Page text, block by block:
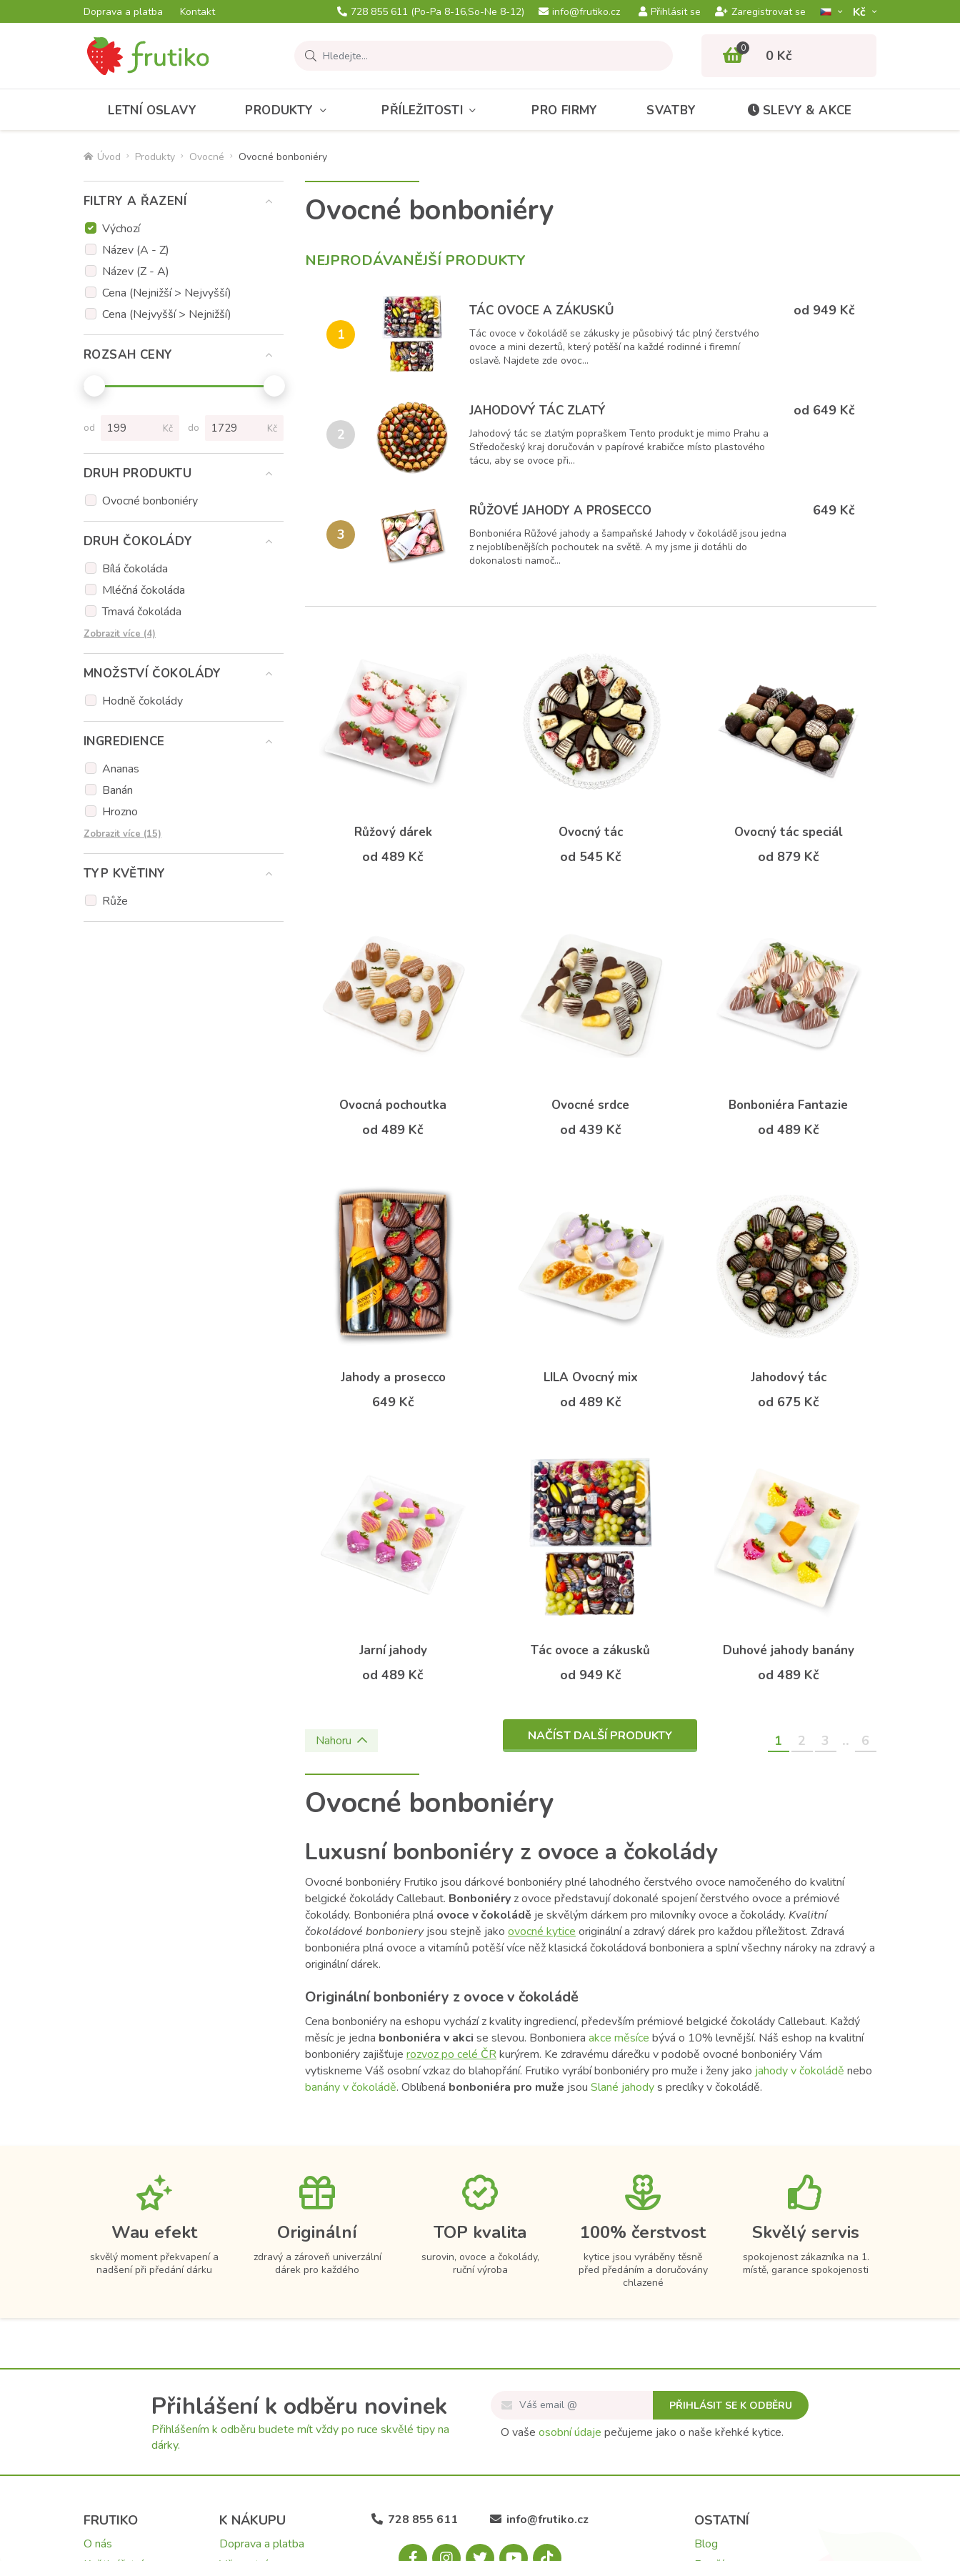
Doprava a platba Kontakt 728 855 611 (Po-Pa 8-16,So-Ne 8-12) info@frutiko.cz Přihlásit se Zaregistrovat se Kč­
0 0 Kč
LETNÍ OSLAVY PRODUKTY PŘÍLEŽITOSTI PRO FIRMY SVATBY SLEVY & AKCE
Úvod Produkty Ovocné Ovocné bonboniéry
FILTRY A ŘAZENÍ
Výchozí
Název (A - Z)
Název (Z - A)
Cena (Nejnižší > Nejvyšší)
Cena (Nejvyšší > Nejnižší)
ROZSAH CENY
od Kč do Kč
DRUH PRODUKTU
Ovocné bonboniéry
DRUH ČOKOLÁDY
Bílá čokoláda
Mléčná čokoláda
Tmavá čokoláda
Čokoláda jahodová
Čokoláda citronová
Čokoláda karamelová
Čokoláda pomerančová
Zobrazit více (4)
MNOŽSTVÍ ČOKOLÁDY
Hodně čokolády
INGREDIENCE
Ananas
Banán
Hrozno
Jablka
Jahody
Kiwi
Lesní plody
Fíky
Zobrazit více (15)
TYP KVĚTINY
Růže
Ovocné bonboniéry
NEJPRODÁVANĚJŠÍ PRODUKTY
1
TÁC OVOCE A ZÁKUSKŮ
Tác ovoce v čokoládě se zákusky je působivý tác plný čerstvého
ovoce a mini dezertů, který potěší na každé rodinné i firemní
oslavě. Najdete zde ovoc...
od 949 Kč
2
JAHODOVÝ TÁC ZLATÝ
Jahodový tác se zlatým popraškem Tento produkt je mimo Prahu a
Středočeský kraj doručován v papírové krabičce místo plastového
tácu, aby se ovoce při...
od 649 Kč
3
RŮŽOVÉ JAHODY A PROSECCO
Bonboniéra Růžové jahody a šampaňské Jahody v čokoládě jsou jedna
z nejoblíbenějších pochoutek na světě. A my jsme ji dotáhli do
dokonalosti namoč...
649 Kč
Růžový dárek
od 489 Kč
Ovocný tác
od 545 Kč
Ovocný tác speciál
od 879 Kč
Ovocná pochoutka
od 489 Kč
Ovocné srdce
od 439 Kč
Bonboniéra Fantazie
od 489 Kč
Jahody a prosecco
649 Kč
LILA Ovocný mix
od 489 Kč
Jahodový tác
od 675 Kč
Jarní jahody
od 489 Kč
Tác ovoce a zákusků
od 949 Kč
Duhové jahody banány
od 489 Kč
Nahoru NAČÍST DALŠÍ PRODUKTY 1 2 3 .. 6
Ovocné bonboniéry
Luxusní bonboniéry z ovoce a čokolády
Ovocné bonboniéry Frutiko jsou dárkové bonboniéry plné lahodného čerstvého ovoce namočeného do kvalitní
belgické čokolády Callebaut. Bonboniéry z ovoce představují dokonalé spojení čerstvého ovoce a prémiové
čokolády. Bonboniéra plná ovoce v čokoládě je skvělým dárkem pro milovníky ovoce a čokolády. Kvalitní
čokoládové bonbonieryjsou stejně jako ovocné kyticeoriginální a zdravý dárek pro každou příležitost. Zdravá
bonboniéra plná ovoce a vitamínů potěší více něž klasická čokoládová bonboniera a splní všechny nároky na zdravý a
originální dárek.
Originální bonboniéry z ovoce v čokoládě
Cena bonboniéry na eshopu vychází z kvality ingrediencí, především prémiové belgické čokolády Callebaut. Každý
měsíc je jedna bonboniéra v akci se slevou. Bonboniera akce měsíce bývá o 10% levnější. Náš eshop na kvalitní
bonboniéry zajišťuje rozvoz po celé ČRkurýrem. Ke zdravému dárečku v podobě ovocné bonboniéry Vám
vytiskneme Váš osobní vzkaz do blahopřání. Frutiko vyrábí bonboniéry pro muže i ženy jako jahody v čokoládě nebo
banány v čokoládě. Oblíbená bonboniéra pro muže jsou Slané jahodys preclíky v čokoládě.
Wau efekt
skvělý moment překvapení a
nadšení při předání dárku
Originální
zdravý a zároveň univerzální
dárek pro každého
TOP kvalita
surovin, ovoce a čokolády,
ruční výroba
100% čerstvost
kytice jsou vyráběny těsně
před předáním a doručovány
chlazené
Skvělý servis
spokojenost zákazníka na 1.
místě, garance spokojenosti
Přihlášení k odběru novinek
Přihlášením k odběru budete mít vždy po ruce skvělé tipy na
dárky.
PŘIHLÁSIT SE K ODBĚRU
O vaše osobní údaje pečujeme jako o naše křehké kytice.
728 855 611 info@frutiko.cz
FRUTIKO
O nás
K NÁKUPU
Doprava a platba
OSTATNÍ
Blog